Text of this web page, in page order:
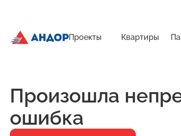
Проекты Квартиры
Произошла
ошибка